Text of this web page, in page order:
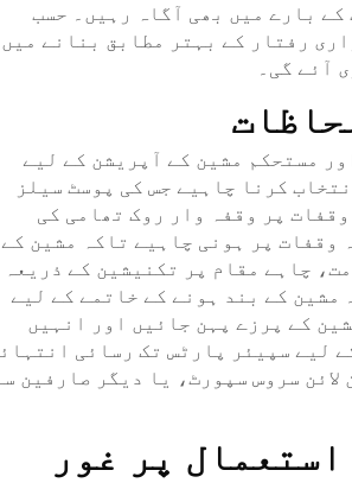
بارے میں بھی آگاہ رہیں۔ حسب
رفتار کے بہتر مطابق بنانے میں
آئے گی۔
مستحکم مشین کے آپریشن کے لیے
کرنا چاہیے جس کی پوسٹ سیلز
پر وقفہ وار روک تھامی کی
وقفات پر ہونی چاہیے تاکہ مشین کے
چاہے مقام پر تکنیشین کے
مشین کے بند ہونے کے خاتمے کے لیے
کے پرزے پہن جائیں اور انہیں
لیے سپیئر پارٹس تک رسائی
سروس سپورٹ، یا دیگر صارفین
پر غور